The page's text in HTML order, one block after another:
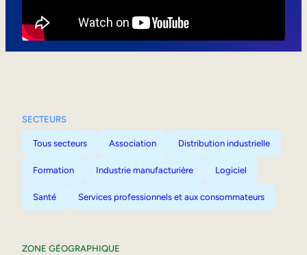
SECTEURS
Tous secteurs Association Distribution industrielle
Formation Industrie manufacturière Logiciel
Santé Services professionnels et aux consommateurs
ZONE GÉOGRAPHIQUE